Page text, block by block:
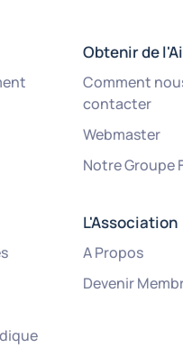
Obtenir de
Comment
contacter
Webmaster
Notre Groupe
L'Association
A Propos
Devenir